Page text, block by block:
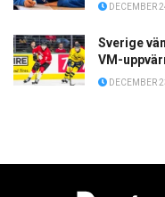
DECEMBER
Sverige
VM-
DECEMBER